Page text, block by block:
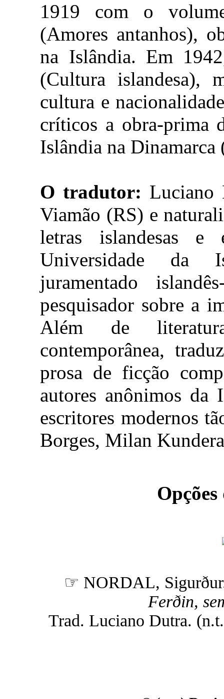
1919 com o
(Amores antanhos),
na Islândia. Em
(Cultura islandesa),
cultura e
críticos a obra-prima
Islândia na Dinamarca
O tradutor: Luciano
Viamão (RS) e
letras islandesas e
Universidade da
juramentado
pesquisador sobre a
Além de
contemporânea,
prosa de ficção
autores anônimos da
escritores modernos
Borges, Milan
☞ NORDAL,
Ferðin,
Trad. Luciano Dutra.